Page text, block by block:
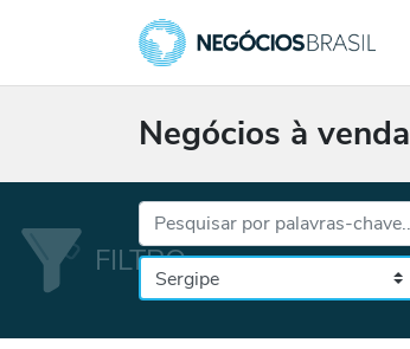
Negócios à venda
Palavras-chave...